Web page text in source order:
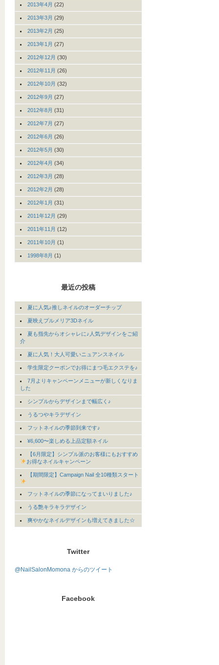
2013年4月 (22)
2013年3月 (29)
2013年2月 (25)
2013年1月 (27)
2012年12月 (30)
2012年11月 (26)
2012年10月 (32)
2012年9月 (27)
2012年8月 (31)
2012年7月 (27)
2012年6月 (26)
2012年5月 (30)
2012年4月 (34)
2012年3月 (28)
2012年2月 (28)
2012年1月 (31)
2011年12月 (29)
2011年11月 (12)
2011年10月 (1)
1998年8月 (1)
最近の投稿
夏に人気♪推しネイルのオーダーチップ
夏映えプルメリア3Dネイル
夏も指先からオシャレに♪人気デザインをご紹
介
夏に人気！大人可愛いニュアンスネイル
学生限定クーポンでお得にまつ毛エクステを♪
7月よりキャンペーンメニューが新しくなりま
した
シンプルからデザインまで幅広く♪
うるつやキラデザイン
フットネイルの季節到来です♪
¥6,600〜楽しめる上品定額ネイル
【6月限定】シンプル派のお客様にもおすすめ
お得なネイルキャンペーン
【期間限定】Campaign Nail 全10種類スタート
フットネイルの季節になってまいりました♪
うる艶キラキラデザイン
爽やかなネイルデザインも増えてきました☆
Twitter
@NailSalonMomona からのツイート
Facebook